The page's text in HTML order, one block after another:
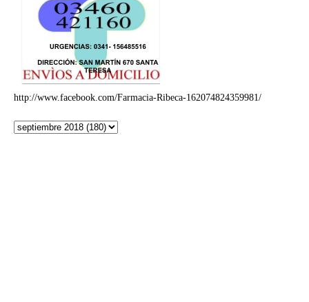
http://www.facebook.com/Farmacia-Ribeca-162074824359981/